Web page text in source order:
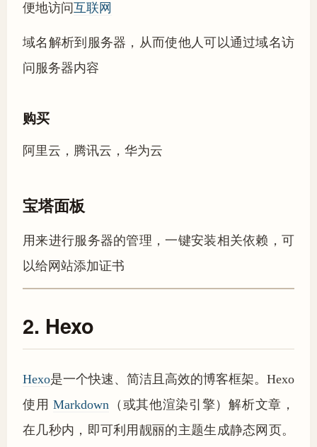
便地访问互联网
域名解析到服务器，从而使他人可以通过域名访
问服务器内容
购买
阿里云，腾讯云，华为云
宝塔面板
用来进行服务器的管理，一键安装相关依赖，可
以给网站添加证书
2. Hexo
Hexo是一个快速、简洁且高效的博客框架。Hexo
使用Markdown （或其他渲染引擎）解析文章，
在几秒内，即可利用靓丽的主题生成静态网页。